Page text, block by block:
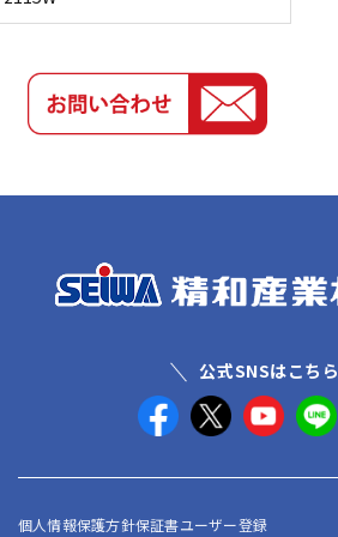
公式SNSはこちら
個人情報保護方針保証書ユーザー登録